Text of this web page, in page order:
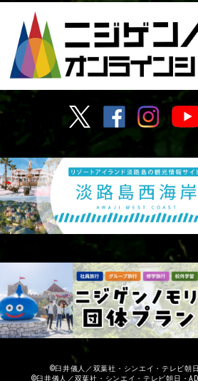
©臼井儀人／双葉社・シンエイ・テレビ朝
©臼井儀人／双葉社・シンエイ・テレビ朝日・